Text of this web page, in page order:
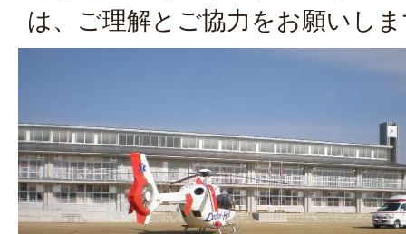
は、ご理解とご協力をお願いし